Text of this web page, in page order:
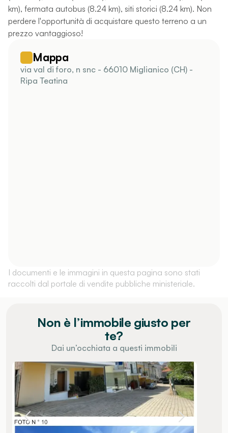
km), fermata autobus (8.24 km), siti storici (8.24 km). Non
perdere l'opportunità di acquistare questo terreno a un
prezzo vantaggioso!
Mappa
via val di foro, n snc - 66010 Miglianico (CH) -
Ripa Teatina
I documenti e le immagini in questa pagina sono stati
raccolti dal portale di vendite pubbliche ministeriale.
Non è l’immobile giusto per
te?
Dai un’occhiata a questi immobili